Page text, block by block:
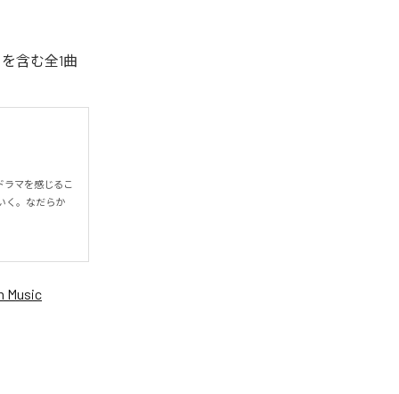
含む全1曲
ラマを感じるこ
く。なだらか
Music